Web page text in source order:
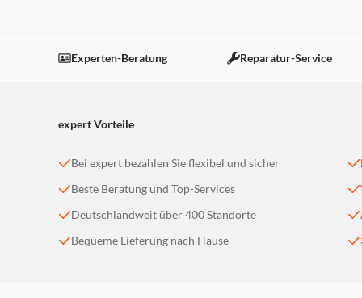
Experten-Beratung Reparatur-Service
expert Vorteile
Bei expert bezahlen Sie flexibel und sicher
Beste Beratung und Top-Services
Deutschlandweit über 400 Standorte
Bequeme Lieferung nach Hause